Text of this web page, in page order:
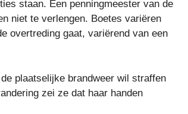
staan. Een penningmeester van de
niet te verlengen. Boetes variëren
overtreding gaat, variërend van een
plaatselijke brandweer wil straffen
zei ze dat haar handen